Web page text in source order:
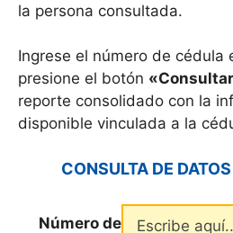
la persona consultada.
Ingrese el número de cédula
presione el botón «Consultar
reporte consolidado con la
disponible vinculada a la
CONSULTA DE
Número de